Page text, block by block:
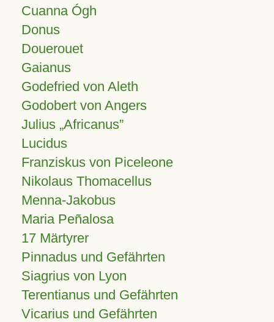
Cuanna Ógh
Donus
Douerouet
Gaianus
Godefried von Aleth
Godobert von Angers
Julius Africanus
Lucidus
Franziskus von Piceleone
Nikolaus Thomacellus
Menna-Jakobus
Maria Peñalosa
17 Märtyrer
Pinnadus und Gefährten
Siagrius von Lyon
Terentianus und Gefährten
Vicarius und Gefährten